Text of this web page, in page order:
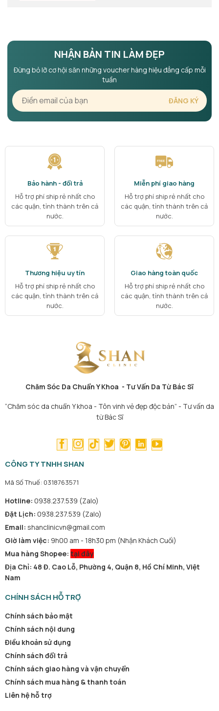
NHẬN BẢN TIN LÀM ĐẸP
Đừng bỏ lỡ cơ hội săn những voucher hàng hiệu đẳng cấp mỗi
tuần
Bảo hành - đổi trả
Hỗ trợ phí ship rẻ nhất cho
các quận, tỉnh thành trên cả
nước.
Miễn phí giao hàng
Hỗ trợ phí ship rẻ nhất cho
các quận, tỉnh thành trên cả
nước.
Thương hiệu uy tín
Hỗ trợ phí ship rẻ nhất cho
các quận, tỉnh thành trên cả
nước.
Giao hàng toàn quốc
Hỗ trợ phí ship rẻ nhất cho
các quận, tỉnh thành trên cả
nước.
Chăm Sóc Da Chuẩn Y Khoa - Tư Vấn Da Từ Bác Sĩ
“Chăm sóc da chuẩn Y khoa - Tôn vinh vẻ đẹp độc bản” - Tư vấn da
từ Bác Sĩ
CÔNG TY TNHH SHAN
Mã Số Thuế: 0318763571
Hotline: 0938.237.539 (Zalo)
Đặt Lịch: 0938.237.539 (Zalo)
Email: shanclinicvn@gmail.com
Giờ làm việc: 9h00 am - 18h30 pm (Nhận Khách Cuối)
Mua hàng Shopee: tại đây
Địa Chỉ: 48 Đ. Cao Lỗ, Phường 4, Quận 8, Hồ Chí Minh, Việt
Nam
CHÍNH SÁCH HỖ TRỢ
Chính sách bảo mật
Chính sách nội dung
Điều khoản sử dụng
Chính sách đổi trả
Chính sách giao hàng và vận chuyển
Chính sách mua hàng & thanh toán
Liên hệ hỗ trợ